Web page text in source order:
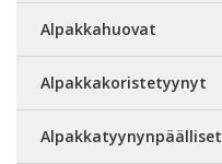
Alpakkahuovat
Alpakkakoristetyynyt
Alpakkatyynynpäälliset